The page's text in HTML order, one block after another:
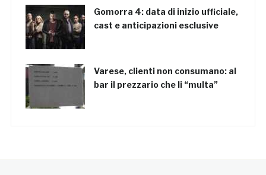
Gomorra 4: data di inizio ufficiale,
cast e anticipazioni esclusive
Varese, clienti non consumano: al
bar il prezzario che li “multa”